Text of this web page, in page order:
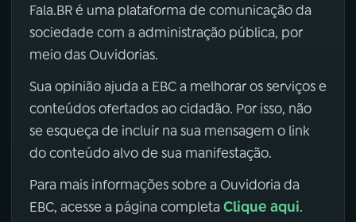
Fala.BR é uma plataforma de comunicação da
sociedade com a administração pública, por
meio das Ouvidorias.
Sua opinião ajuda a EBC a melhorar os serviços e
conteúdos ofertados ao cidadão. Por isso, não
se esqueça de incluir na sua mensagem o link
do conteúdo alvo de sua manifestação.
Para mais informações sobre a Ouvidoria da
EBC, acesse a página completa Clique aqui.